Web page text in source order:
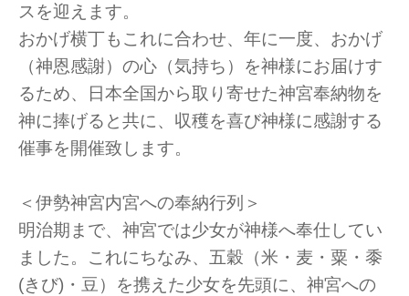
スを迎えます。
おかげ横丁もこれに合わせ、年に一度、おかげ
（神恩感謝）の心（気持ち）を神様にお届けす
るため、日本全国から取り寄せた神宮奉納物を
神に捧げると共に、収穫を喜び神様に感謝する
催事を開催致します。
＜伊勢神宮内宮への奉納行列＞
明治期まで、神宮では少女が神様へ奉仕してい
ました。これにちなみ、五穀（米・麦・粟・黍
(きび)・豆）を携えた少女を先頭に、神宮への